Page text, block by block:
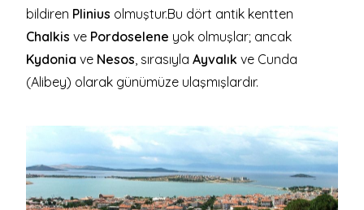
bildiren Plinius olmuştur.Bu dört antik kentten
Chalkis ve Pordoselene yok olmuşlar; ancak
Kydonia ve Nesos , sırasıylaAyvalık ve Cunda
(Alibey) olarak günümüze ulaşmışlardır.